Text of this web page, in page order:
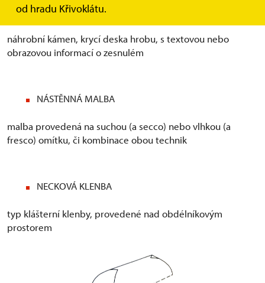
od hradu Křivoklátu.
NÁHROBNÍK
náhrobní kámen, krycí deska hrobu, s textovou nebo
obrazovou informací o zesnulém
NÁSTĚNNÁ MALBA
malba provedená na suchou (a secco) nebo vlhkou (a
fresco) omítku, či kombinace obou technik
NECKOVÁ KLENBA
typ klášterní klenby, provedené nad obdélníkovým
prostorem